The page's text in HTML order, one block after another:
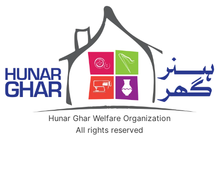
Hunar Ghar Welfare Organization
All rights reserved